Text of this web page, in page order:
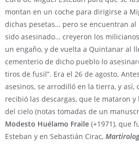
montan en un coche para dirigirse a
dichas pesetas… pero se encuentran
sido asesinado… creyeron los
un engaño, y de vuelta a Quintanar al
cementerio de dicho pueblo lo
tiros de fusil”. Era el 26 de agosto.
asesinos, se arrodilló en la tierra, y así,
recibió las descargas, que le mataron
del cielo (notas tomadas de un
Modesto Huélamo Fraile (+1971), que
Esteban y en Sebastián Cirac,